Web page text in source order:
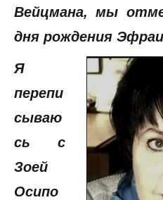
Вейцмана, мы
дня рождения
Я
перепи
сываю
сь с
Зоей
Осипо